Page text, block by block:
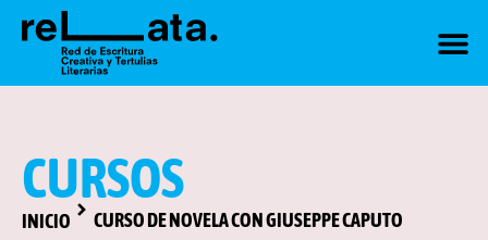
CURSOS
INICIO CURSO DE NOVELA CON GIUSEPPE CAPUTO